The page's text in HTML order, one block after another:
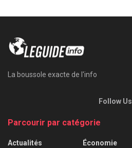
La boussole exacte de l'info
Follow Us
Parcourir par catégorie
Actualités
Économie